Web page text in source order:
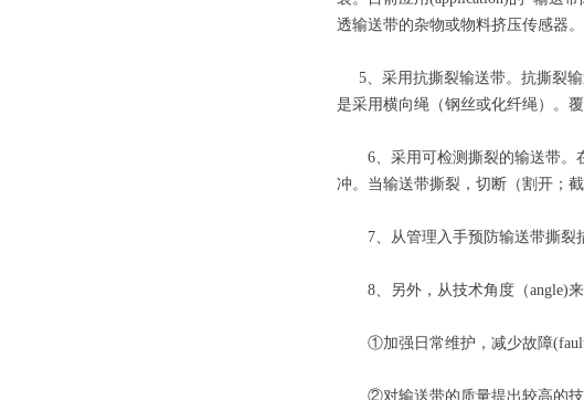
透输送带的杂物或物料挤压传感器
5、采用抗撕裂输送带。抗撕裂输
是采用横向绳（钢丝或化纤绳）。
6、采用可检测撕裂的输送带。在
冲。当输送带撕裂，切断（割开；
7、从管理入手预防输送带撕裂措
8、另外，从技术角度（angle)来
①加强日常维护，减少故障(fault)
②对输送带的质量提出较高的技